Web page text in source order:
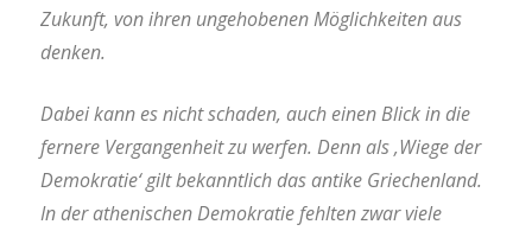
Zukunft, von ihren ungehobenen Möglichkeiten aus
denken.
Dabei kann es nicht schaden, auch einen Blick in die
fernere Vergangenheit zu werfen. Denn als ‚Wiege der
Demokratie‘ gilt bekanntlich das antike Griechenland.
In der athenischen Demokratie fehlten zwar viele